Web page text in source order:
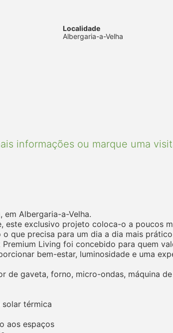
Localidade
Albergaria-a-Velha
informações ou marque uma
Albergaria-a-Velha.
este exclusivo projeto coloca-o a poucos
que precisa para um dia a dia mais
Living foi concebido para quem
bem-estar, luminosidade e uma
de gaveta, forno, micro-ondas, máquina
térmica
aos espaços